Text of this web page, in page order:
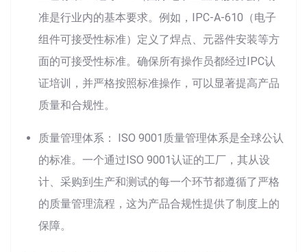
准是行业内的基本要求。例如，IPC-A-610（电子
组件可接受性标准）定义了焊点、元器件安装等方
面的可接受性标准。确保所有操作员都经过IPC认
证培训，并严格按照标准操作，可以显著提高产品
质量和合规性。
质量管理体系： ISO 9001质量管理体系是全球公认
的标准。一个通过ISO 9001认证的工厂，其从设
计、采购到生产和测试的每一个环节都遵循了严格
的质量管理流程，这为产品合规性提供了制度上的
保障。